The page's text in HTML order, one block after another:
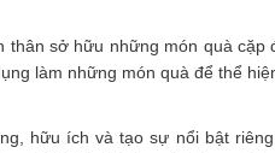
thân sở hữu những món quà cặp
làm những món quà để thể
hữu ích và tạo sự nổi bật